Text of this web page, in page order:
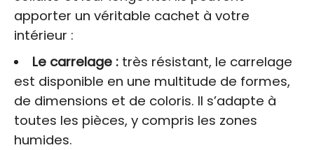
apporter un véritable cachet à votre
intérieur :
Le carrelage :très résistant, le carrelage
est disponible en une multitude de formes,
de dimensions et de coloris. Il s’adapte à
toutes les pièces, y compris les zones
humides.